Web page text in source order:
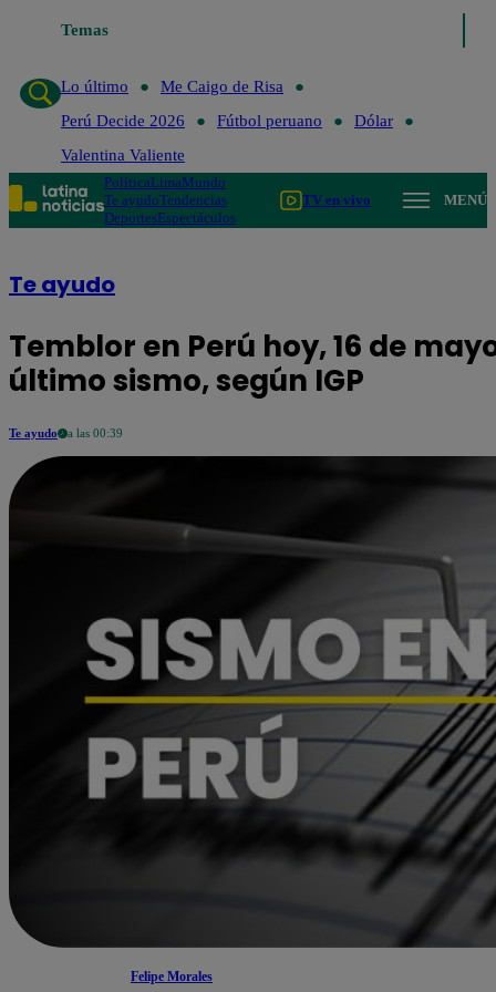
Temas
Lo último
Lo último
Me Caigo de Risa
Perú Decide 2026
Fútbol peruano
Dólar
Valentina Valiente
PolíticaLimaMundo
Te ayudoTendencias
DeportesEspectáculos
TV en vivo MENÚ
Te ayudo
Temblor en Perú hoy, 16 de
último sismo, según IGP
Te ayudo a las 00:39
Felipe Morales